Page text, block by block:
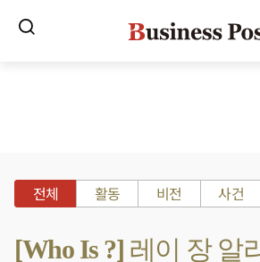
전체 활동 비전 사건
[Who Is ?] 레이 장 알